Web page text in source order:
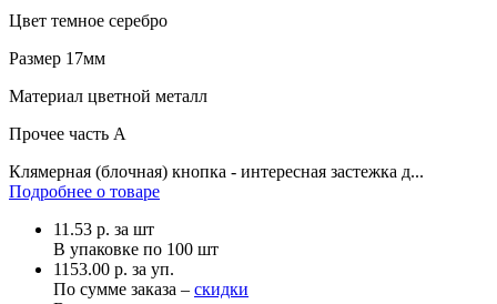
Цвет темное серебро
Размер 17мм
Материал цветной металл
Прочее часть A
Клямерная (блочная) кнопка - интересная застежка д...
Подробнее о товаре
11.53 р. за шт
В упаковке по 100 шт
1153.00 р. за уп.
По сумме заказа – скидки